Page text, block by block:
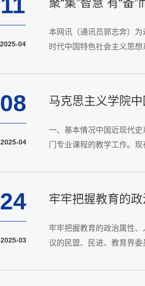
2025-04
聚“集”智慧 有“
本网讯（通讯员郭志奔）
时代中国特色社会主义思
08
2025-04
马克思主义学院
一、基本情况中国近现代
门专业课程的教学工作。
24
2025-03
牢牢把握教育的
牢牢把握教育的政治属性
议的民盟、民进、教育界